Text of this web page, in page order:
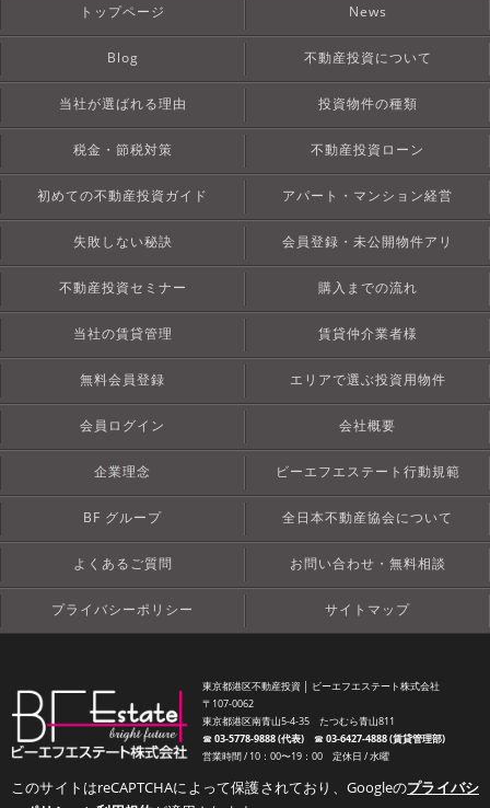
トップページ News
Blog 不動産投資について
当社が選ばれる理由 投資物件の種類
税金・節税対策 不動産投資ローン
初めての不動産投資ガイド アパート・マンション経営
失敗しない秘訣 会員登録・未公開物件アリ
不動産投資セミナー 購入までの流れ
当社の賃貸管理 賃貸仲介業者様
無料会員登録 エリアで選ぶ投資用物件
会員ログイン 会社概要
企業理念 ビーエフエステート行動規範
BF グループ 全日本不動産協会について
よくあるご質問 お問い合わせ・無料相談
プライバシーポリシー サイトマップ
東京都港区不動産投資 │ ビーエフエステート株式会社
〒107-0062
東京都港区南青山5-4-35 たつむら青山811
☎︎03-5778-9888 (代表)☎︎03-6427-4888 (賃貸管理部)
営業時間 / 10：00〜19：00 定休日 / 水曜
このサイトはreCAPTCHAによって保護されており、Googleのプライバシ